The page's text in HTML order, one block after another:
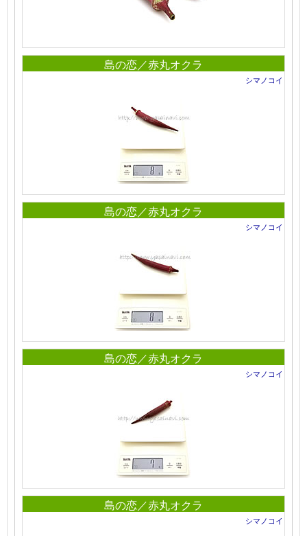
島の恋／赤丸オクラ
シマノコイ
島の恋／赤丸オクラ
シマノコイ
島の恋／赤丸オクラ
シマノコイ
島の恋／赤丸オクラ
シマノコイ